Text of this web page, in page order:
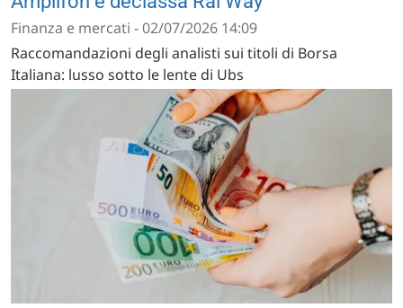
Finanza e mercati - 02/07/2026 14:09
Raccomandazioni degli analisti sui titoli di Borsa
Italiana: lusso sotto le lente di Ubs